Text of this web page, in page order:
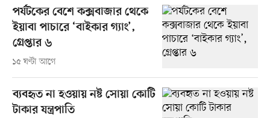
পর্যটকের বেশে কক্সবাজার থেকে
ইয়াবা পাচারে ‘বাইকার গ্যাং’,
গ্রেপ্তার ৬
১৫ ঘণ্টা আগে
ব্যবহৃত না হওয়ায় নষ্ট সোয়া কোটি
টাকার যন্ত্রপাতি